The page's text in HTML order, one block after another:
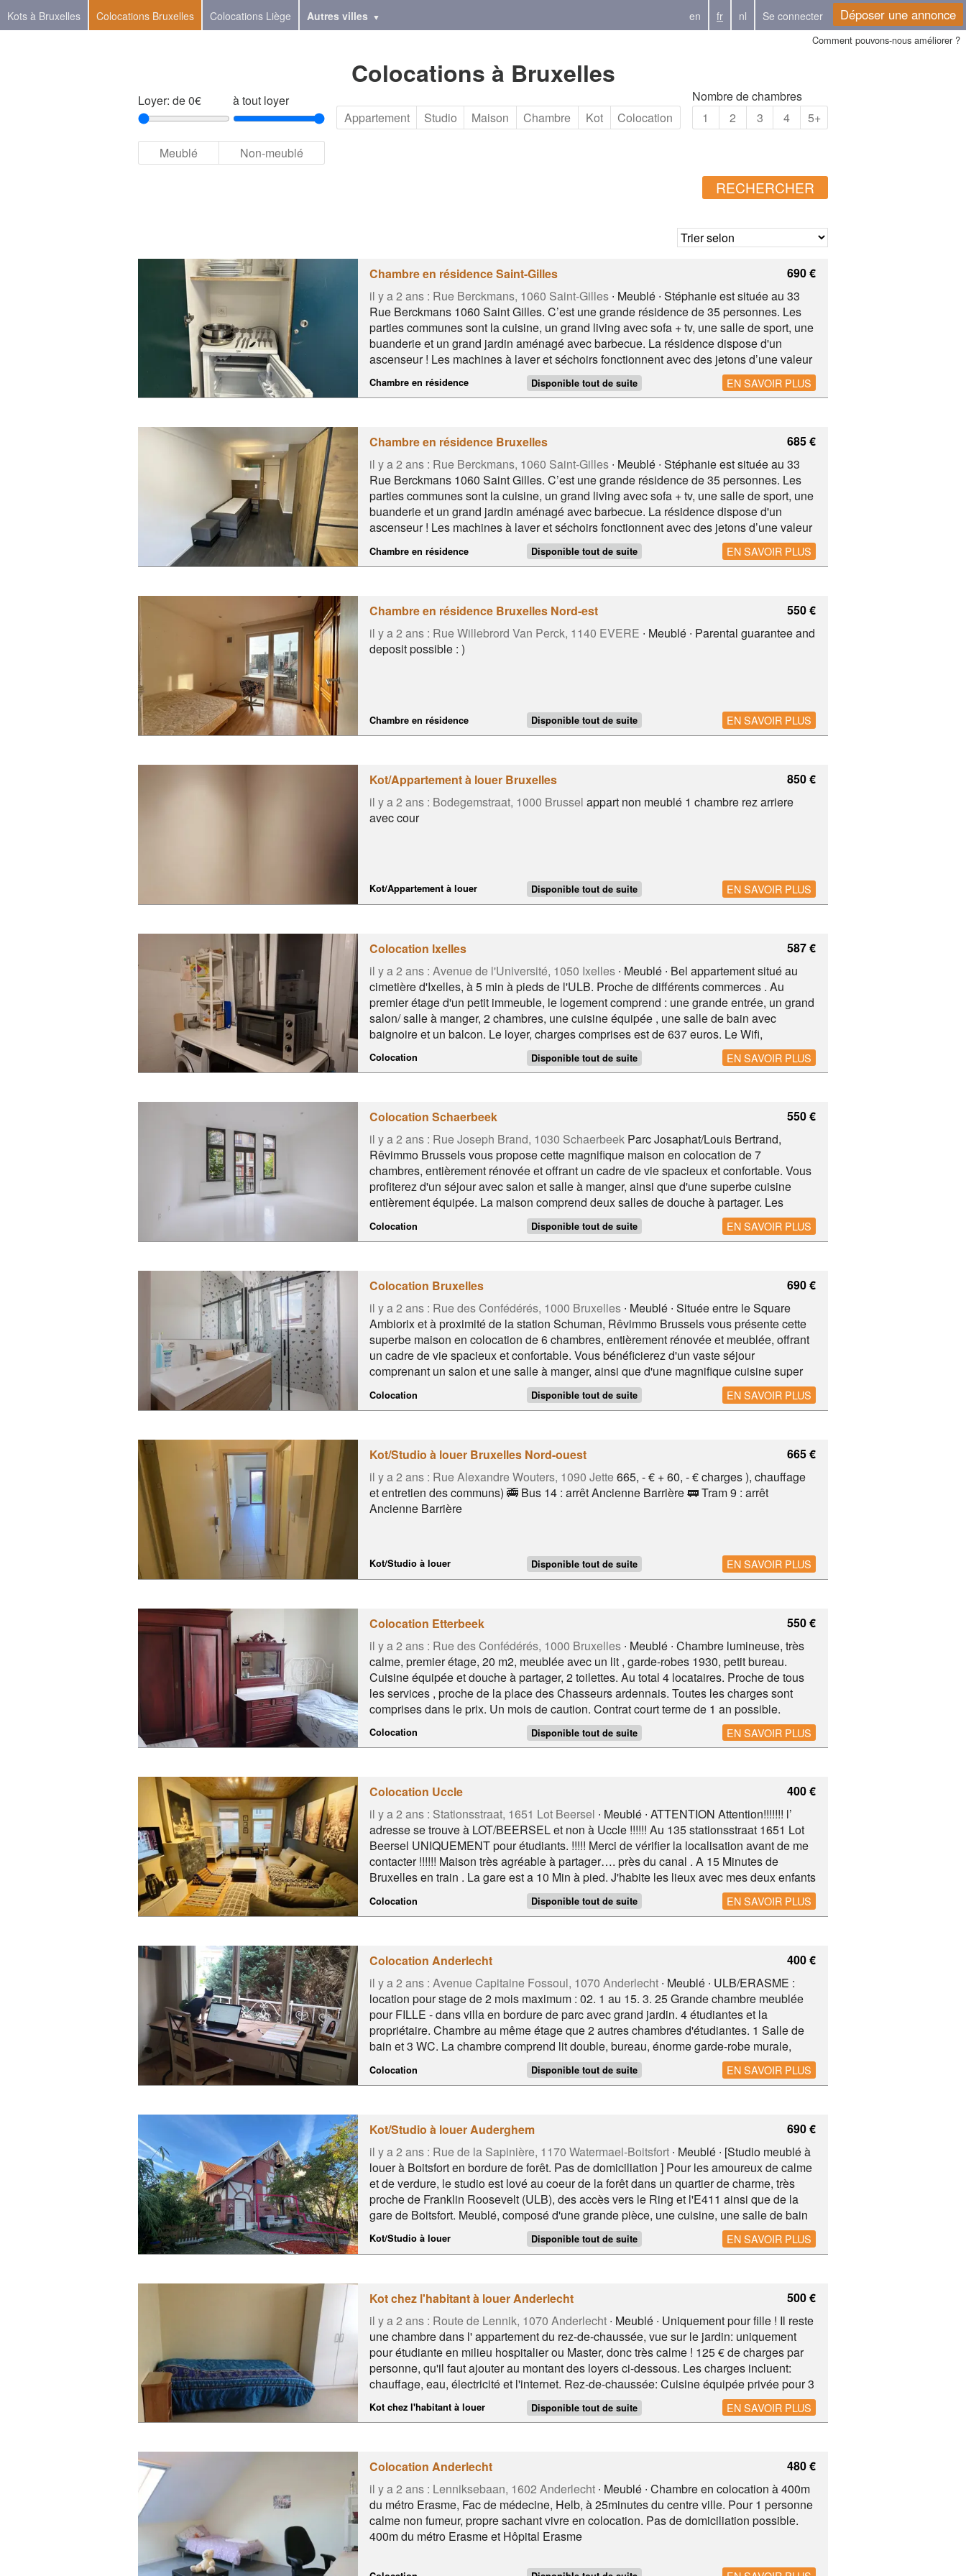
Kots à Bruxelles Colocations Bruxelles Colocations Liège Autres villes en fr nl Se connecter Déposer une annonce
Comment pouvons-nous améliorer ?
Colocations à Bruxelles
Loyer: de 0€
à tout loyer
Appartement
Studio Maison Chambre Kot Colocation
Nombre de chambres
1
2 3 4 5+
Meublé Non-meublé
RECHERCHER
Chambre en résidence Saint-Gilles
il y a 2 ans : Rue Berckmans, 1060 Saint-Gilles∙ Meublé ∙ Stéphanie est située au 33
Rue Berckmans 1060 Saint Gilles. C’est une grande résidence de 35 personnes. Les
parties communes sont la cuisine, un grand living avec sofa + tv, une salle de sport, une
buanderie et un grand jardin aménagé avec barbecue. La résidence dispose d'un
ascenseur ! Les machines à laver et séchoirs fonctionnent avec des jetons d’une valeur
2€. Il y a une taxe de séjour 4. 58€/jour. 🍽️SEULEMENT CHEZ NOUS, tu disposeras,
dans la cuisine, d’une armoire privative contenant ton frigo, ta propre vaisselle fournie.
Chambre en résidence Disponible tout de suite
690 €
EN SAVOIR PLUS
Chambre en résidence Bruxelles
il y a 2 ans : Rue Berckmans, 1060 Saint-Gilles∙ Meublé ∙ Stéphanie est située au 33
Rue Berckmans 1060 Saint Gilles. C’est une grande résidence de 35 personnes. Les
parties communes sont la cuisine, un grand living avec sofa + tv, une salle de sport, une
buanderie et un grand jardin aménagé avec barbecue. La résidence dispose d'un
ascenseur ! Les machines à laver et séchoirs fonctionnent avec des jetons d’une valeur
2€. Il y a une taxe de séjour 4. 58€/jour. 🍽️SEULEMENT CHEZ NOUS, tu disposeras,
dans la cuisine, d’une armoire privative contenant ton frigo, ta propre vaisselle fournie.
Chambre en résidence Disponible tout de suite
685 €
EN SAVOIR PLUS
Chambre en résidence Bruxelles Nord-est
il y a 2 ans : Rue Willebrord Van Perck, 1140 EVERE ∙ Meublé ∙ Parental guarantee and
deposit possible : )
Chambre en résidence Disponible tout de suite
550 €
EN SAVOIR PLUS
Kot/Appartement à louer Bruxelles
il y a 2 ans : Bodegemstraat, 1000 Brussel appart non meublé 1 chambre rez arriere
avec cour
Kot/Appartement à louer Disponible tout de suite
850 €
EN SAVOIR PLUS
Colocation Ixelles
il y a 2 ans : Avenue de l'Université, 1050 Ixelles∙ Meublé ∙ Bel appartement situé au
cimetière d'Ixelles, à 5 min à pieds de l'ULB. Proche de différents commerces . Au
premier étage d'un petit immeuble, le logement comprend : une grande entrée, un grand
salon/ salle à manger, 2 chambres, une cuisine équipée , une salle de bain avec
baignoire et un balcon. Le loyer, charges comprises est de 637 euros. Le Wifi,
l'électricité et le gaz sont à prendre à part . A VISITER RAPIDEMENT !
Colocation Disponible tout de suite
587 €
EN SAVOIR PLUS
Colocation Schaerbeek
il y a 2 ans : Rue Joseph Brand, 1030 SchaerbeekParc Josaphat/Louis Bertrand,
Rêvimmo Brussels vous propose cette magnifique maison en colocation de 7
chambres, entièrement rénovée et offrant un cadre de vie spacieux et confortable. Vous
profiterez d'un séjour avec salon et salle à manger, ainsi que d'une superbe cuisine
entièrement équipée. La maison comprend deux salles de douche à partager. Les
charges sont tout inclus : une provision de 110€/mois couvre l'eau, le gaz, l'électricité, le
wifi et le service de nettoyage. Le loyer mensuel est de 550€ pour une chambre de 13
Colocation Disponible tout de suite
550 €
EN SAVOIR PLUS
Colocation Bruxelles
il y a 2 ans : Rue des Confédérés, 1000 Bruxelles∙ Meublé ∙ Située entre le Square
Ambiorix et à proximité de la station Schuman, Rêvimmo Brussels vous présente cette
superbe maison en colocation de 6 chambres, entièrement rénovée et meublée, offrant
un cadre de vie spacieux et confortable. Vous bénéficierez d'un vaste séjour
comprenant un salon et une salle à manger, ainsi que d'une magnifique cuisine super
équipée avec îlot central. Un espace de coworking est également disponible pour
travailler sereinement. Chaque chambre privée est entièrement meublée, avec un
Colocation Disponible tout de suite
690 €
EN SAVOIR PLUS
Kot/Studio à louer Bruxelles Nord-ouest
il y a 2 ans : Rue Alexandre Wouters, 1090 Jette 665, - € + 60, - € charges ), chauffage
et entretien des communs) 🚎 Bus 14 : arrêt Ancienne Barrière 🚃 Tram 9 : arrêt
Ancienne Barrière
Kot/Studio à louer Disponible tout de suite
665 €
EN SAVOIR PLUS
Colocation Etterbeek
il y a 2 ans : Rue des Confédérés, 1000 Bruxelles∙ Meublé ∙ Chambre lumineuse, très
calme, premier étage, 20 m2, meublée avec un lit , garde-robes 1930, petit bureau.
Cuisine équipée et douche à partager, 2 toilettes. Au total 4 locataires. Proche de tous
les services , proche de la place des Chasseurs ardennais. Toutes les charges sont
comprises dans le prix. Un mois de caution. Contrat court terme de 1 an possible.
Colocation Disponible tout de suite
550 €
EN SAVOIR PLUS
Colocation Uccle
il y a 2 ans : Stationsstraat, 1651 Lot Beersel ∙ Meublé ∙ ATTENTION Attention!!!!!!! l’
adresse se trouve à LOT/BEERSEL et non à Uccle !!!!!! Au 135 stationsstraat 1651 Lot
Beersel UNIQUEMENT pour étudiants. !!!!! Merci de vérifier la localisation avant de me
contacter !!!!!! Maison très agréable à partager…. près du canal . A 15 Minutes de
Bruxelles en train . La gare est a 10 Min à pied. J'habite les lieux avec mes deux enfants
. Il y a une cuisine , une salle de bain et un salon salle a mangé en commun. Nous
sommes a 15 min en bus du Campus Erasmus ainsi que de site CERIA Pres du
Colocation Disponible tout de suite
400 €
EN SAVOIR PLUS
Colocation Anderlecht
il y a 2 ans : Avenue Capitaine Fossoul, 1070 Anderlecht∙ Meublé ∙ ULB/ERASME :
location pour stage de 2 mois maximum : 02. 1 au 15. 3. 25 Grande chambre meublée
pour FILLE - dans villa en bordure de parc avec grand jardin. 4 étudiantes et la
propriétaire. Chambre au même étage que 2 autres chambres d'étudiantes. 1 Salle de
bain et 3 WC. La chambre comprend lit double, bureau, énorme garde-robe murale,
bibliothèques, commode, WIFI. Espaces de rangement valises, vélo, alimentaire,
voiture. Un frigo. voiture. Autres pièces vaut espace commun. Machine à laver, ,
Colocation Disponible tout de suite
400 €
EN SAVOIR PLUS
Kot/Studio à louer Auderghem
il y a 2 ans : Rue de la Sapinière, 1170 Watermael-Boitsfort∙ Meublé ∙ [Studio meublé à
louer à Boitsfort en bordure de forêt. Pas de domiciliation ] Pour les amoureux de calme
et de verdure, le studio est lové au coeur de la forêt dans un quartier de charme, très
proche de Franklin Roosevelt (ULB), des accès vers le Ring et l'E411 ainsi que de la
gare de Boitsfort. Meublé, composé d'une grande pièce, une cuisine, une salle de bain
et une terrasse. Pour une personne seule et calme 😊 A bientôt ! Gare de Boitsfort, Bus
17, Tram 71, ULB, Forêt de Soignes, Ring, E411.
Kot/Studio à louer Disponible tout de suite
690 €
EN SAVOIR PLUS
Kot chez l'habitant à louer Anderlecht
il y a 2 ans : Route de Lennik, 1070 Anderlecht∙ Meublé ∙ Uniquement pour fille ! Il reste
une chambre dans l' appartement du rez-de-chaussée, vue sur le jardin: uniquement
pour étudiante en milieu hospitalier ou Master, donc très calme ! 125 € de charges par
personne, qu'il faut ajouter au montant des loyers ci-dessous. Les charges incluent:
chauffage, eau, électricité et l'internet. Rez-de-chaussée: Cuisine équipée privée pour 3
personnes - douche commune et WC pour 3: - une chambre de 22 m2 vue jardin à 500
€. Une grande pièce commune de 30 m2 pour 3 personnes. Métro & De Lijn à 500m (2
Kot chez l'habitant à louer Disponible tout de suite
500 €
EN SAVOIR PLUS
Colocation Anderlecht
il y a 2 ans : Lenniksebaan, 1602 Anderlecht∙ Meublé ∙ Chambre en colocation à 400m
du métro Erasme, Fac de médecine, Helb, à 25minutes du centre ville. Pour 1 personne
calme non fumeur, propre sachant vivre en colocation. Pas de domiciliation possible.
400m du métro Erasme et Hôpital Erasme
480 €